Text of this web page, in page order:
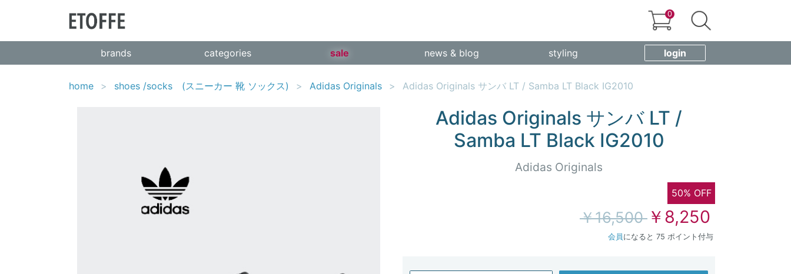
0
brands categories sale news & blog styling login
home shoes /socks (スニーカー 靴 ソックス) Adidas Originals Adidas Originals サンバ LT / Samba LT Black IG2010
Adidas Originals サンバ LT /
Samba LT Black IG2010
Adidas Originals
50% OFF
￥16,500 ￥8,250
会員 になると 75 ポイント付与